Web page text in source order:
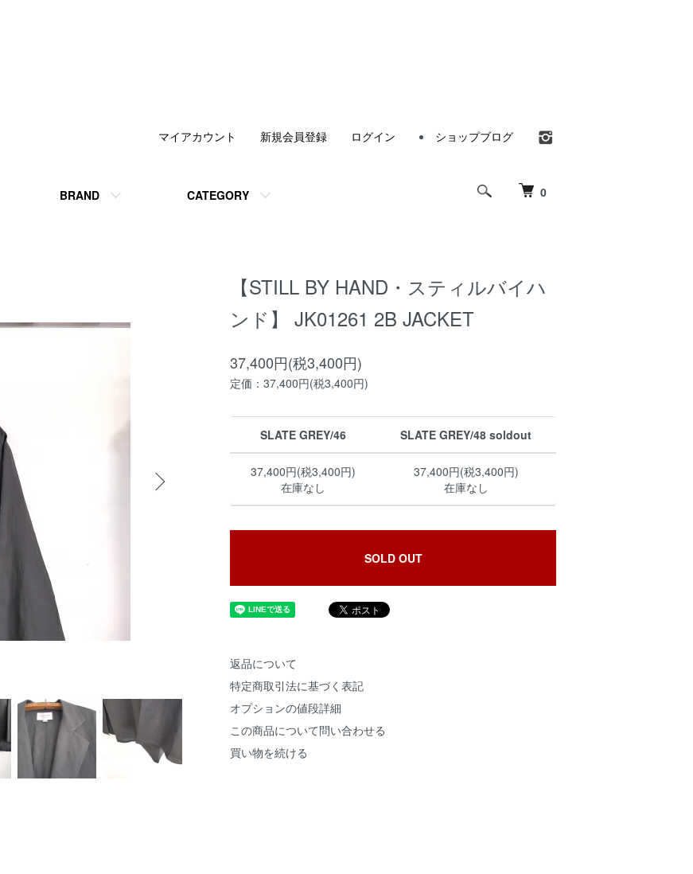
0
BRAND CATEGORY
マイアカウント 新規会員登録 ログイン ショップブログ
【STILL BY HAND・スティルバイハ
ンド】 JK01261 2B JACKET
37,400円(税3,400円)
定価：37,400円(税3,400円)
SLATE GREY/46 SLATE GREY/48 soldout
37,400円(税3,400円)
在庫なし
37,400円(税3,400円)
在庫なし
SOLD OUT
返品について
特定商取引法に基づく表記
オプションの値段詳細
この商品について問い合わせる
買い物を続ける